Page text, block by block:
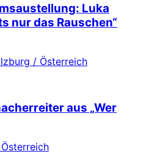
Luka
nur das Rauschen“
/ Österreich
aus „Wer